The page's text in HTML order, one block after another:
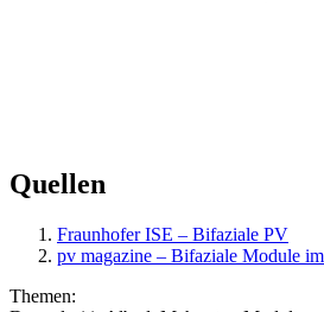
Quellen
Fraunhofer ISE – Bifaziale PV
pv magazine – Bifaziale Module
Themen: